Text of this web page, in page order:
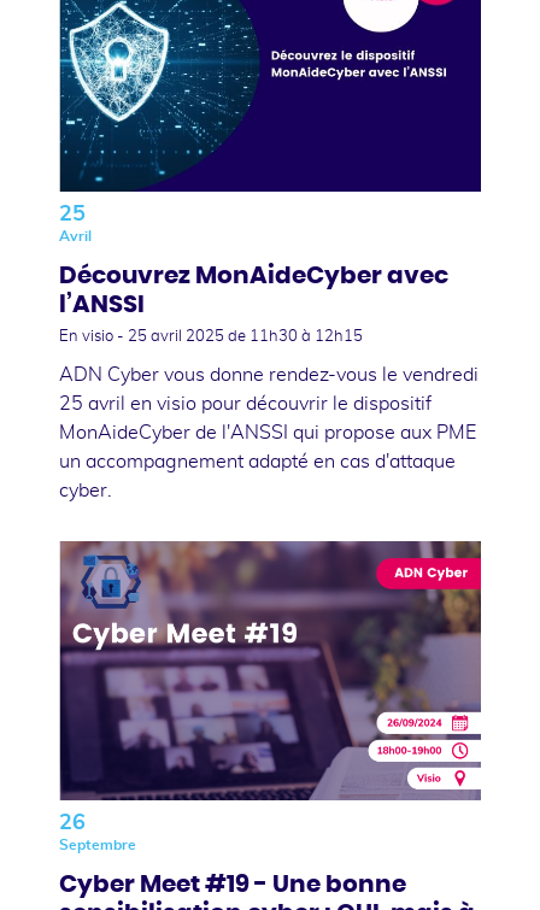
25
Avril
Découvrez MonAideCyber avec
l’ANSSI
En visio - 25 avril 2025 de 11h30 à 12h15
ADN Cyber vous donne rendez-vous le vendredi
25 avril en visio pour découvrir le dispositif
MonAideCyber de l'ANSSI qui propose aux PME
un accompagnement adapté en cas d'attaque
cyber.
26
Septembre
Cyber Meet #19 - Une bonne